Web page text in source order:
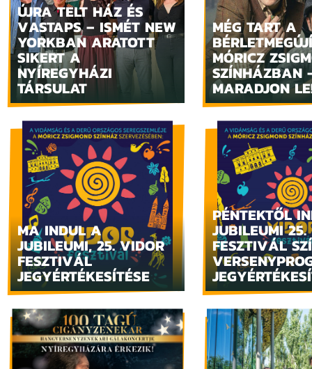
ÚJRA TELT HÁZ ÉS
VASTAPS – ISMÉT NEW
YORKBAN ARATOTT
SIKERT A
NYÍREGYHÁZI
TÁRSULAT
MÉG TART A
MÓRICZ
SZÍNHÁZBAN
MARADJON
MA INDUL A
JUBILEUMI, 25. VIDOR
FESZTIVÁL
JEGYÉRTÉKESÍTÉSE
PÉNTEKTŐL
JUBILEUMI
FESZTIVÁL